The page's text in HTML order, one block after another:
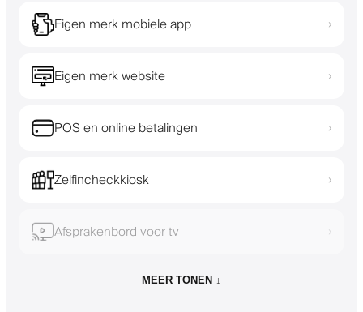
Eigen merk mobiele app ›
Eigen merk website ›
POS en online betalingen ›
Zelfincheckkiosk ›
Afsprakenbord voor tv ›
MEER TONEN ↓